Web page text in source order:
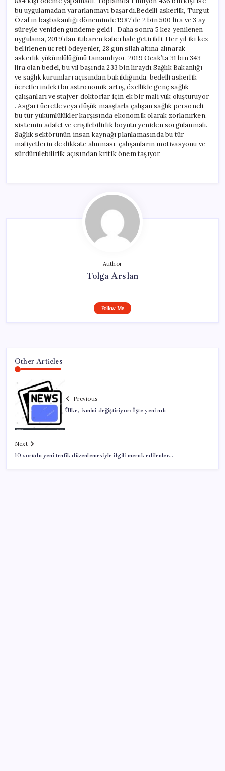
bu uygulamadan yararlanmayı başardı.Bedelli askerlik, Turgut
Özal’ın başbakanlığı döneminde 1987’de 2 bin 500 lira ve 3 ay
süreyle yeniden gündeme geldi . Daha sonra 5 kez yenilenen
uygulama, 2019’dan itibaren kalıcı hale getirildi. Her yıl iki kez
belirlenen ücreti ödeyenler, 28 gün silah altına alınarak
askerlik yükümlülüğünü tamamlıyor. 2019 Ocak’ta 31 bin 343
lira olan bedel, bu yıl başında 233 bin liraydı.Sağlık Bakanlığı
ve sağlık kurumları açısından bakıldığında, bedelli askerlik
ücretlerindeki bu astronomik artış, özellikle genç sağlık
çalışanları ve stajyer doktorlar için ek bir mali yük oluşturuyor
. Asgari ücretle veya düşük maaşlarla çalışan sağlık personeli,
bu tür yükümlülükler karşısında ekonomik olarak zorlanırken,
sistemin adalet ve erişilebilirlik boyutu yeniden sorgulanmalı.
Sağlık sektörünün insan kaynağı planlamasında bu tür
maliyetlerin de dikkate alınması, çalışanların motivasyonu ve
sürdürülebilirlik açısından kritik önem taşıyor.
Author
Tolga Arslan
Follow Me
Other Articles
Previous
Ülke, ismini değiştiriyor: İşte yeni adı
Next
10 soruda yeni trafik düzenlemesiyle ilgili merak edilenler…